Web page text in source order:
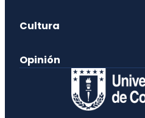
Cultura
Opinión